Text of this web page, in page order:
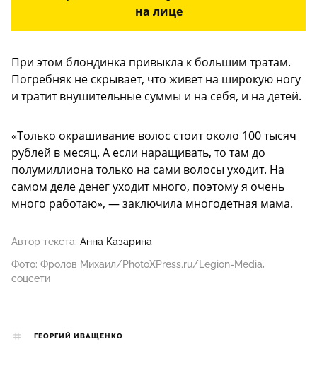
на лице
При этом блондинка привыкла к большим тратам.
Погребняк не скрывает, что живет на широкую ногу
и тратит внушительные суммы и на себя, и на детей.
«Только окрашивание волос стоит около 100 тысяч
рублей в месяц. А если наращивать, то там до
полумиллиона только на сами волосы уходит. На
самом деле денег уходит много, поэтому я очень
много работаю», — заключила многодетная мама.
Автор текста: Анна Казарина
Фото: Фролов Михаил/PhotoXPress.ru/Legion-Media,
соцсети
ГЕОРГИЙ ИВАЩЕНКО